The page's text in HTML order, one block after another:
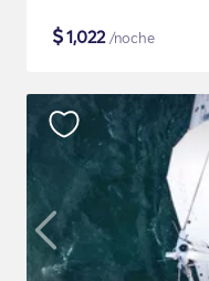
$1,022/noche